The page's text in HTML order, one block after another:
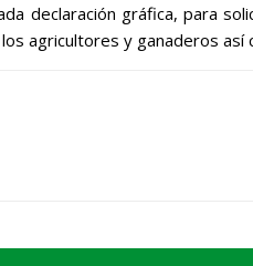
declaración gráfica, para
agricultores y ganaderos